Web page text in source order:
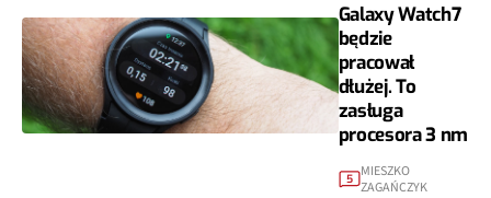
Galaxy Watch7
będzie
pracował
dłużej. To
zasługa
procesora 3 nm
5 MIESZKO
ZAGAŃCZYK